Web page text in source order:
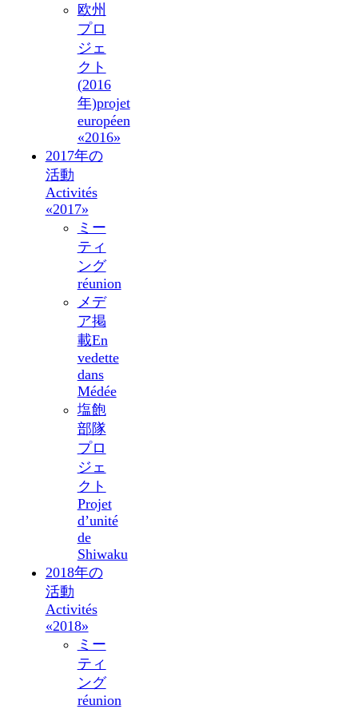
欧州
プロ
ジェ
クト
(2016
年)projet
européen
«2016»
2017年の
活動
Activités
«2017»
ミー
ティ
ング
réunion
メデ
ア掲
載En
vedette
dans
Médée
塩飽
部隊
プロ
ジェ
クト
Projet
d’unité
de
Shiwaku
2018年の
活動
Activités
«2018»
ミー
ティ
ング
réunion